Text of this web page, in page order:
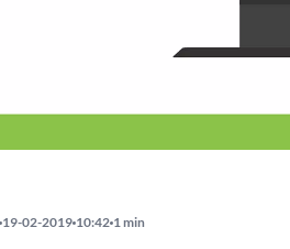
19-02-2019 10:42 1 min